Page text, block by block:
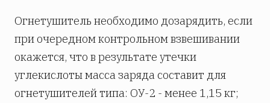
Огнетушитель необходимо дозарядить, если
при очередном контрольном взвешивании
окажется, что в результате утечки
углекислоты масса заряда составит для
огнетушителей типа: ОУ-2 - менее 1,15 кг;